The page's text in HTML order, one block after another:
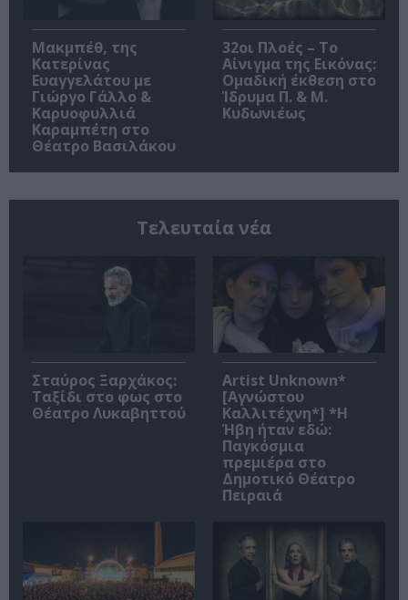
Μακμπέθ, της
Κατερίνας
Ευαγγελάτου με
Γιώργο Γάλλο &
Καρυοφυλλιά
Καραμπέτη στο
Θέατρο Βασιλάκου
32οι Πλοές – Το
Αίνιγμα της Εικόνας:
Ομαδική έκθεση στο
Ίδρυμα Π. & Μ.
Κυδωνιέως
Τελευταία νέα
Σταύρος Ξαρχάκος:
Ταξίδι στο φως στο
Θέατρο Λυκαβηττού
Artist Unknown*
[Αγνώστου
Καλλιτέχνη*] *Η
Ήβη ήταν εδώ:
Παγκόσμια
πρεμιέρα στο
Δημοτικό Θέατρο
Πειραιά